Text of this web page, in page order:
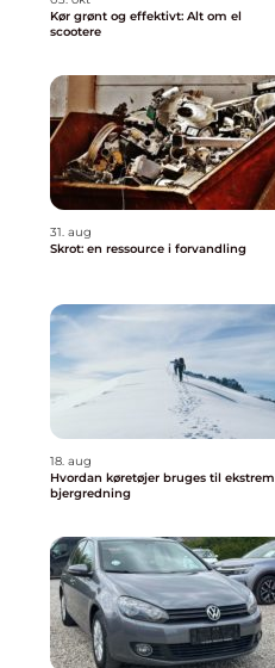
Kør grønt og effektivt: Alt om el
scootere
31. aug
Skrot: en ressource i forvandling
18. aug
Hvordan køretøjer bruges til ekstrem
bjergredning